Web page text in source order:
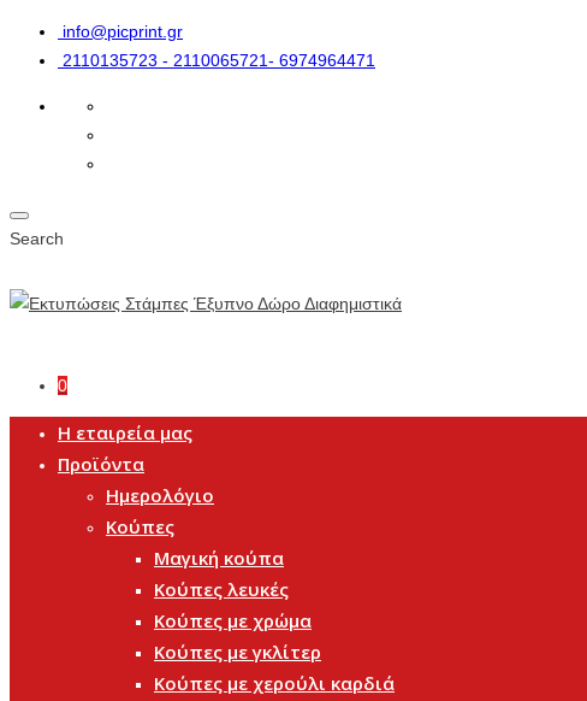
info@picprint.gr
2110135723 - 2110065721- 6974964471
Search
0
Η εταιρεία μας
Προϊόντα
Ημερολόγιο
Κούπες
Μαγική κούπα
Κούπες λευκές
Κούπες με χρώμα
Κούπες με γκλίτερ
Κούπες με χερούλι καρδιά